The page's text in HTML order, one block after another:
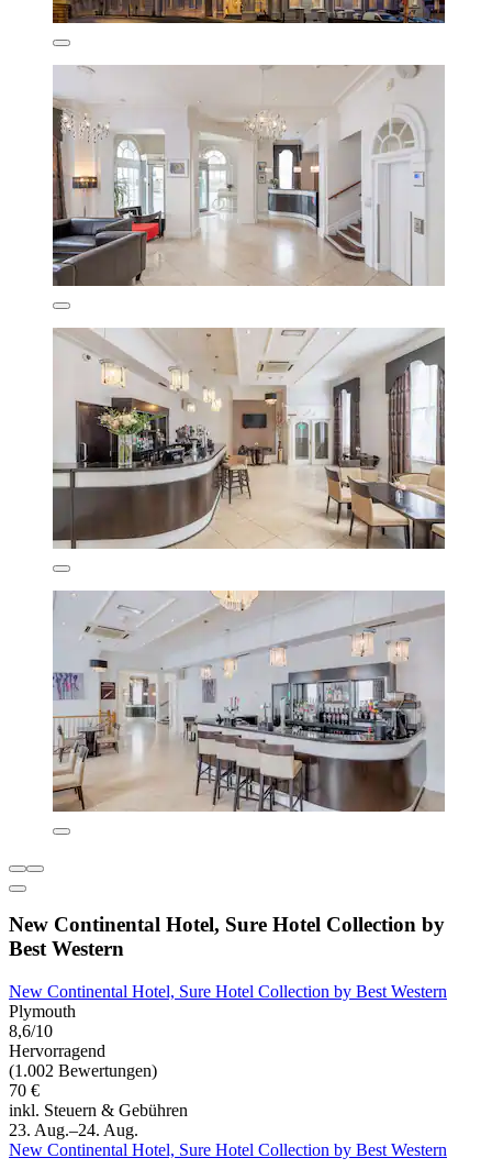
New Continental Hotel, Sure Hotel Collection by
Best Western
New Continental Hotel, Sure Hotel Collection by Best Western
Plymouth
8,6/10
Hervorragend
(1.002 Bewertungen)
70 €
inkl. Steuern & Gebühren
23. Aug.–24. Aug.
New Continental Hotel, Sure Hotel Collection by Best Western